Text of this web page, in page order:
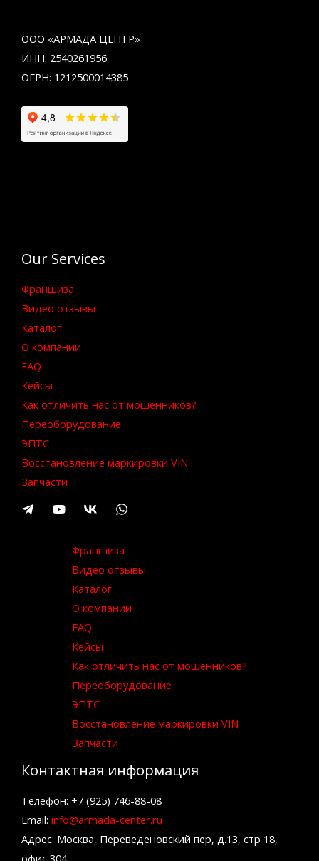
ООО «АРМАДА ЦЕНТР»
ИНН: 2540261956
ОГРН: 1212500014385
Our Services
Франшиза
Видео отзывы
Каталог
О компании
FAQ
Кейсы
Как отличить нас от мошенников?
Переоборудование
ЭПТС
Восстановление маркировки VIN
Запчасти
Франшиза
Видео отзывы
Каталог
О компании
FAQ
Кейсы
Как отличить нас от мошенников?
Переоборудование
ЭПТС
Восстановление маркировки VIN
Запчасти
Контактная информация
Телефон: +7 (925) 746-88-08
Email: info@armada-center.ru
Адрес: Москва, Переведеновский пер, д.13, стр 18,